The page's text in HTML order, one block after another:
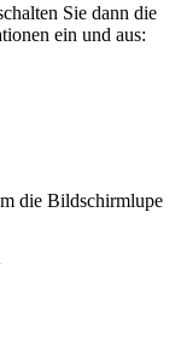
Sie dann die
ein und aus:
die Bildschirmlupe